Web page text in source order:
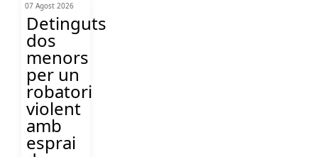
07 Agost 2026
Detinguts
dos
menors
per un
robatori
violent
amb
esprai